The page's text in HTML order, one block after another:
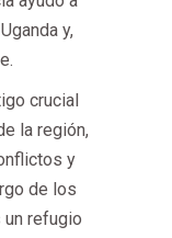
y,
crucial
la región,
y
de los
un refugio